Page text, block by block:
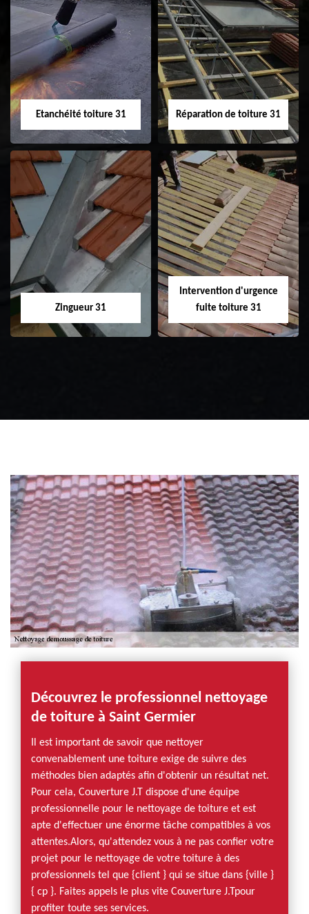
Peinture sur tuile
31
Nettoyage
demoussage de
toiture 31
Etanchéité toiture 31
Etanchéité toiture
31
Réparation de toiture 31
Réparation de
toiture 31
Zingueur 31
Intervention d'urgence
fuite toiture 31
Découvrez le professionnel nettoyage
de toiture à Saint Germier
Il est important de savoir que nettoyer
convenablement une toiture exige de suivre des
méthodes bien adaptés afin d'obtenir un résultat net.
Pour cela, Couverture J.T dispose d'une équipe
professionnelle pour le nettoyage de toiture et est
apte d'effectuer une énorme tâche compatibles à vos
attentes.Alors, qu'attendez vous à ne pas confier votre
projet pour le nettoyage de votre toiture à des
professionnels tel que {client } qui se situe dans {ville }
{ cp }. Faites appels le plus vite Couverture J.Tpour
profiter toute ses services.